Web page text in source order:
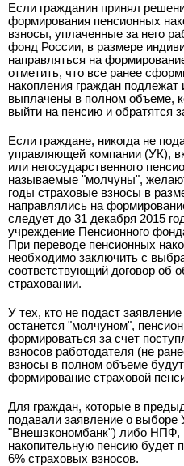
Если гражданин принял
формирования пенсионных
взносы, уплаченные за него
фонд России, в размере
направляться на
отметить, что все ранее
накопления граждан
выплачены в полном объеме,
выйти на пенсию и обратятся
Если граждане, никогда не
управляющей компании (УК),
или негосударственного
называемые "молчуны",
годы страховые взносы в
направлялись на
следует до 31 декабря 2015
учреждение Пенсионного
При переводе пенсионных
необходимо заключить с
соответствующий договор об
страховании.
У тех, кто не подаст
останется "молчуном",
формироваться за счет
взносов работодателя (не
взносы в полном объеме
формирование страховой
Для граждан, которые в
подавали заявление о выборе
"Внешэкономбанк") либо НПФ,
накопительную пенсию будет
6% страховых взносов.